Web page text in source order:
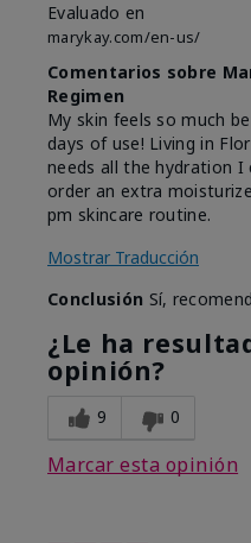
Evaluado en
marykay.com/en-us/
Comentarios sobre
Regimen
My skin feels so much
days of use! Living in
needs all the hydration
order an extra
pm skincare routine.
Mostrar Traducción
Conclusión Sí,
¿Le ha
opinión?
9 0
Marcar esta opinión